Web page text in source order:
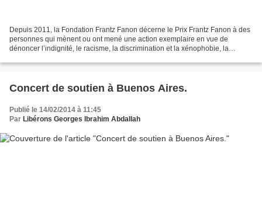
Depuis 2011, la Fondation Frantz Fanon décerne le Prix Frantz Fanon à des
personnes qui mènent ou ont mené une action exemplaire en vue de
dénoncer l’indignité, le racisme, la discrimination et la xénophobie, la
Concert de soutien à Buenos Aires.
Publié le 14/02/2014 à 11:45
Par Libérons Georges Ibrahim Abdallah